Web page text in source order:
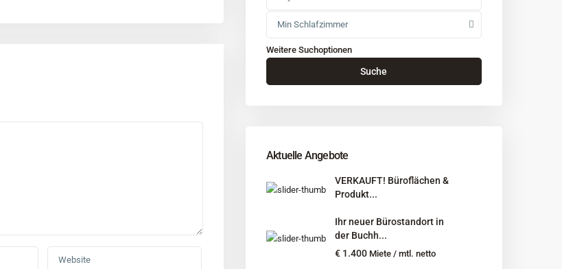
Min Schlafzimmer
Weitere Suchoptionen
Suche
Aktuelle Angebote
VERKAUFT! Büroflächen &
Produkt...
Ihr neuer Bürostandort in
der Buchh...
€ 1.400 Miete / mtl. netto